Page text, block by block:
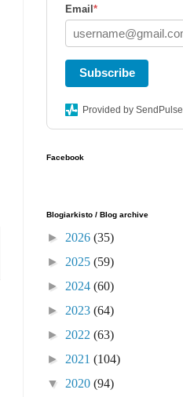
Email *
Subscribe
Provided by SendPulse
Facebook
Blogiarkisto / Blog archive
► 2026 (35)
► 2025 (59)
► 2024 (60)
► 2023 (64)
► 2022 (63)
► 2021 (104)
▼ 2020 (94)